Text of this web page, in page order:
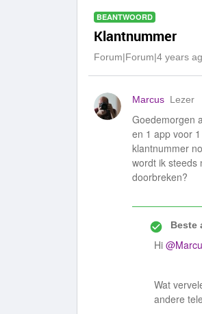
BEANTWOORD
Klantnummer
Forum|Forum|4 years
Marcus Lezer
Goedemorgen
en 1 app voor
klantnummer
wordt ik steeds
doorbreken?
Beste
Hi
Wat
andere